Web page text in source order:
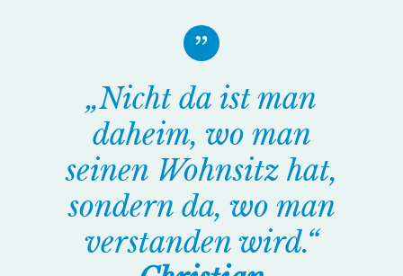
„Nicht da ist man
daheim, wo man
seinen Wohnsitz hat,
sondern da, wo man
verstanden wird.“